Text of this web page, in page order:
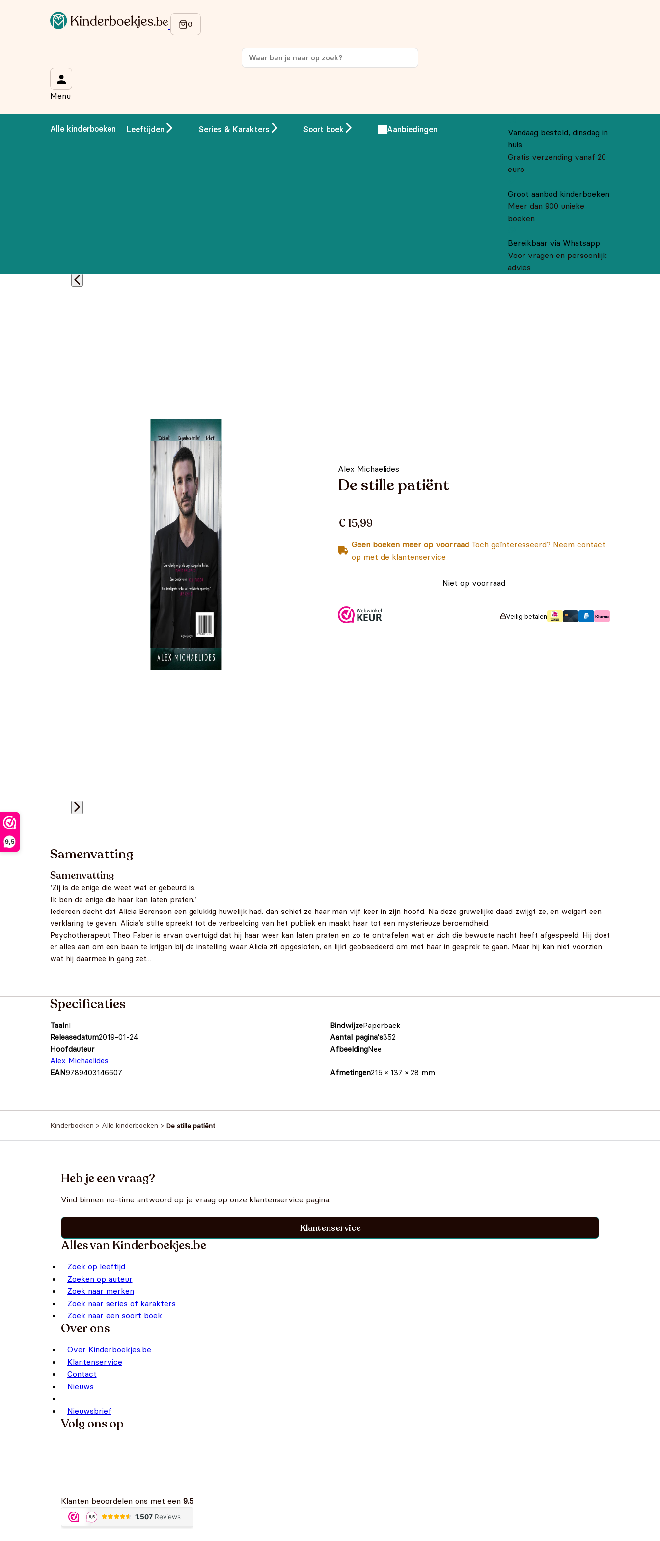
9,5
Menu
Alle kinderboeken Leeftijden Series & Karakters Soort boek Aanbiedingen
Vandaag besteld, dinsdag in
huis
Gratis verzending vanaf 20
euro
Groot aanbod kinderboeken
Meer dan 900 unieke
boeken
Bereikbaar via Whatsapp
Voor vragen en persoonlijk
advies
Alex Michaelides
De stille patiënt
€ 15,99
Geen boeken meer op voorraad Toch geïnteresseerd? Neem contact
op met de klantenservice
Niet op voorraad
Veilig betalen
Samenvatting
Samenvatting
‘Zij is de enige die weet wat er gebeurd is.
Ik ben de enige die haar kan laten praten.’
Iedereen dacht dat Alicia Berenson een gelukkig huwelijk had. dan schiet ze haar man vijf keer in zijn hoofd. Na deze gruwelijke daad zwijgt ze, en weigert een
verklaring te geven. Alicia’s stilte spreekt tot de verbeelding van het publiek en maakt haar tot een mysterieuze beroemdheid.
Psychotherapeut Theo Faber is ervan overtuigd dat hij haar weer kan laten praten en zo te ontrafelen wat er zich die bewuste nacht heeft afgespeeld. Hij doet
er alles aan om een baan te krijgen bij de instelling waar Alicia zit opgesloten, en lijkt geobsedeerd om met haar in gesprek te gaan. Maar hij kan niet voorzien
wat hij daarmee in gang zet…
Specificaties
Taalnl BindwijzePaperback
Releasedatum2019-01-24 Aantal pagina's352
Hoofdauteur
Alex Michaelides
AfbeeldingNee
EAN9789403146607 Afmetingen215 × 137 × 28 mm
Kinderboeken > Alle kinderboeken > De stille patiënt
Heb je een vraag?
Vind binnen no-time antwoord op je vraag op onze klantenservice pagina.
Klantenservice
Alles van Kinderboekjes.be
Zoek op leeftijd
Zoeken op auteur
Zoek naar merken
Zoek naar series of karakters
Zoek naar een soort boek
Over ons
Over Kinderboekjes.be
Klantenservice
Contact
Nieuws
Nieuwsbrief
Volg ons op
Klanten beoordelen ons met een 9.5
Op de hoogte blijven van onze acties?
op je eerste aankoop!
Wat is je voornaam?